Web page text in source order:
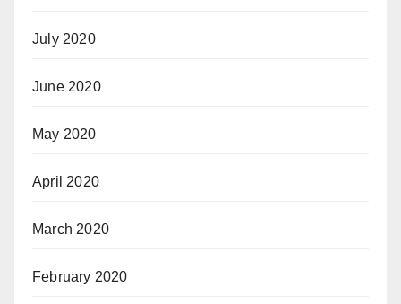
July 2020
June 2020
May 2020
April 2020
March 2020
February 2020